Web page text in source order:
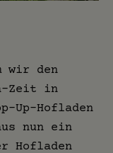
wir den
Zeit in
Up-Hofladen
nun ein
Hofladen